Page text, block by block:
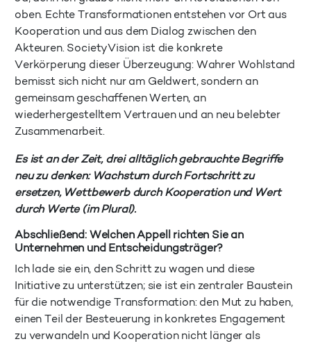
oben. Echte Transformationen entstehen vor Ort aus
Kooperation und aus dem Dialog zwischen den
Akteuren. SocietyVision ist die konkrete
Verkörperung dieser Überzeugung: Wahrer Wohlstand
bemisst sich nicht nur am Geldwert, sondern an
gemeinsam geschaffenen Werten, an
wiederhergestelltem Vertrauen und an neu belebter
Zusammenarbeit.
Es ist an der Zeit, drei alltäglich gebrauchte Begriffe
neu zu denken: Wachstum durch Fortschritt zu
ersetzen, Wettbewerb durch Kooperation und Wert
durch Werte (im Plural).
Abschließend: Welchen Appell richten Sie an
Unternehmen und Entscheidungsträger?
Ich lade sie ein, den Schritt zu wagen und diese
Initiative zu unterstützen; sie ist ein zentraler Baustein
für die notwendige Transformation: den Mut zu haben,
einen Teil der Besteuerung in konkretes Engagement
zu verwandeln und Kooperation nicht länger als